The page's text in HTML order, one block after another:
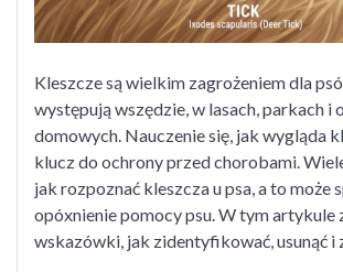
Kleszcze są wielkim zagrożeniem dla
występują wszędzie, w lasach, parkach i
domowych. Nauczenie się, jak wygląda
klucz do ochrony przed chorobami.
jak rozpoznać kleszcza u psa, a to może
opóxnienie pomocy psu. W tym artykule
wskazówki, jak zidentyfikować, usunąć